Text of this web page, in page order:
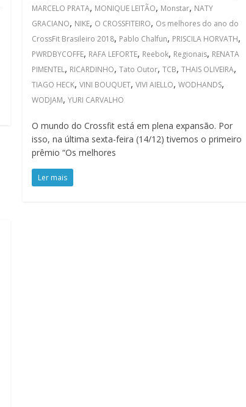
MARCELO PRATA, MONIQUE LEITÃO, Monstar, NATY
GRACIANO, NIKE, O CROSSFITEIRO, Os melhores do ano do
CrossFit Brasileiro 2018, Pablo Chalfun, PRISCILA HORVATH,
PWRDBYCOFFE, RAFA LEFORTE, Reebok, Regionais, RENATA
PIMENTEL, RICARDINHO,Tato Outor,TCB,THAIS OLIVEIRA,
TIAGO HECK,VINI BOUQUET,VIVI AIELLO,WODHANDS,
WODJAM,YURI CARVALHO
O mundo do Crossfit está em plena expansão. Por
isso, na última sexta-feira (14/12) tivemos o primeiro
prêmio “Os melhores
Ler mais